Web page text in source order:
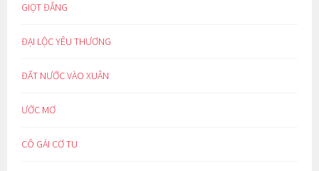
GIỌT ĐẮNG
ĐẠI LỘC YÊU THƯƠNG
ĐẤT NƯỚC VÀO XUÂN
ƯỚC MƠ
CÔ GÁI CƠ TU